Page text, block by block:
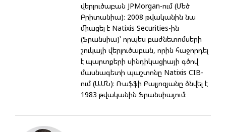
վերլուծաբան JPMorgan-ում (Մեծ
Բրիտանիա)։ 2008 թվականին նա
միացել է Natixis Securities-ին
(Ֆրանսիա)՝ որպես բաժնետոմսերի
շուկայի վերլուծաբան, որին հաջորդել
է պարտքերի սինդիկացիայի գծով
մասնագետի պաշտոնը Natixis CIB-
ում (ԱՄՆ)։ Ռաֆֆի Բալյոզյանը ծնվել է
1983 թվականին Ֆրանսիայում։